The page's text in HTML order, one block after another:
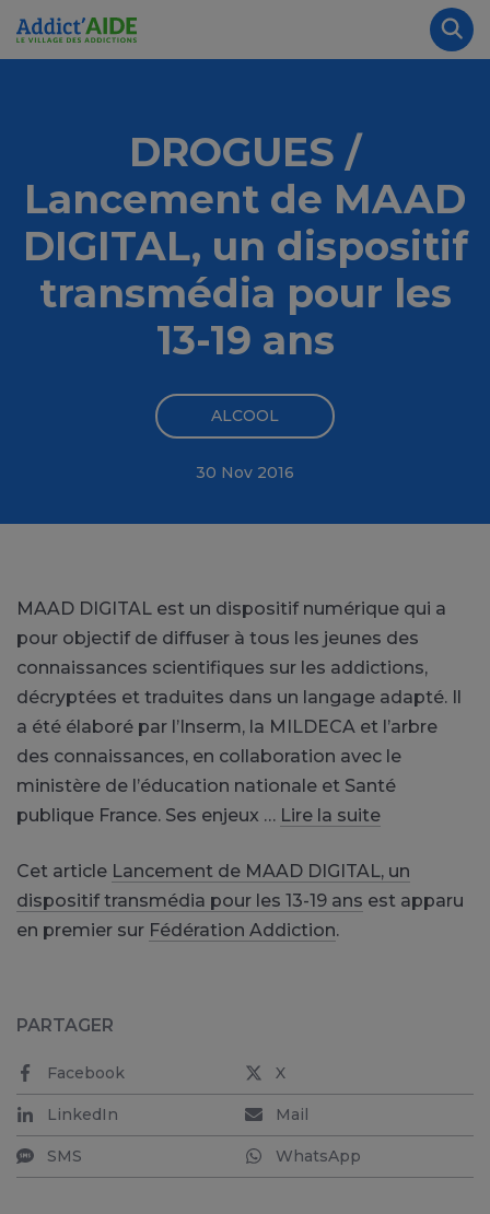
Aller au contenu principal
DROGUES /
Lancement de MAAD
DIGITAL, un dispositif
transmédia pour les
13-19 ans
ALCOOL
30 Nov 2016
MAAD DIGITAL est un dispositif numérique qui a
pour objectif de diffuser à tous les jeunes des
connaissances scientifiques sur les addictions,
décryptées et traduites dans un langage adapté. Il
a été élaboré par l’Inserm, la MILDECA et l’arbre
des connaissances, en collaboration avec le
ministère de l’éducation nationale et Santé
publique France. Ses enjeux … Lire la suite
Cet article Lancement de MAAD DIGITAL, un
dispositif transmédia pour les 13-19 ans est apparu
en premier sur Fédération Addiction.
PARTAGER
Facebook X
LinkedIn Mail
SMS WhatsApp
Panneau de gestion des cookies